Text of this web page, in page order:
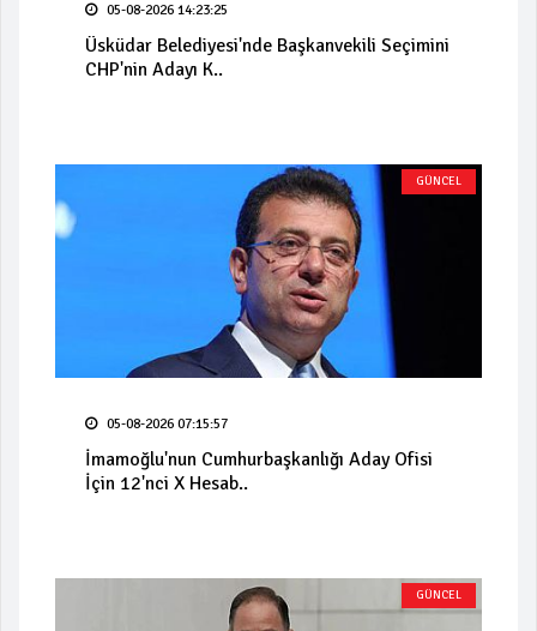
05-08-2026 14:23:25
Üsküdar Belediyesi'nde Başkanvekili Seçimini
CHP'nin Adayı K..
GÜNCEL
05-08-2026 07:15:57
İmamoğlu'nun Cumhurbaşkanlığı Aday Ofisi
İçin 12'nci X Hesab..
GÜNCEL